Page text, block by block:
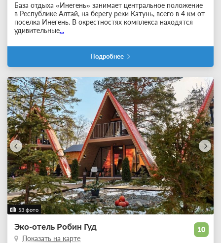
База отдыха «Инегень» занимает центральное положение
в Республике Алтай, на берегу реки Катунь, всего в 4 км от
поселка Инегень. В окрестностях комплекса находятся
удивительные...
Подробнее
53 фото
10
Эко-отель Робин Гуд
Показать на карте